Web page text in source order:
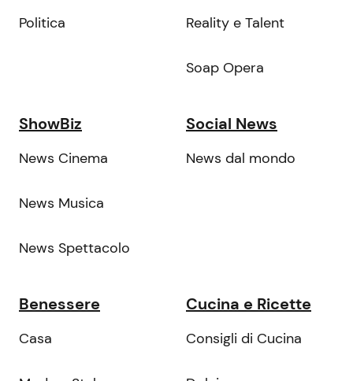
Politica Reality e Talent
Soap Opera
ShowBiz
News Cinema
News Musica
News Spettacolo
Social News
News dal mondo
Benessere
Casa
Cucina e Ricette
Consigli di Cucina